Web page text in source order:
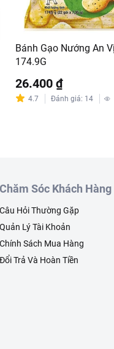
Bánh Gạo Nướng An
174.9G
26.400 ₫
4.7 Đánh giá: 14
Chăm Sóc Khách Hàng
Câu Hỏi Thường Gặp
Quản Lý Tài Khoản
Chính Sách Mua Hàng
Đổi Trả Và Hoàn Tiền